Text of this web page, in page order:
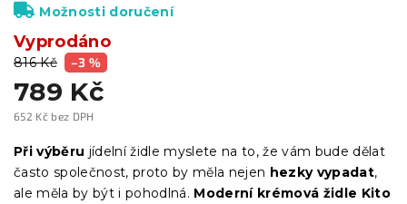
816 Kč –3 %
789 Kč
652 Kč bez DPH
cena:
Vyprodáno
Možnosti doručení
Při výběru jídelní židle myslete na to, že vám bude dělat
často společnost, proto by měla nejen hezky vypadat,
ale měla by být i pohodlná. Moderní krémová židle Kito